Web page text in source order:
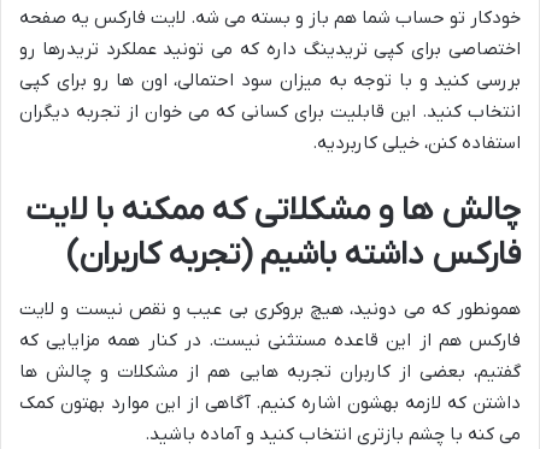
خودکار تو حساب شما هم باز و بسته می شه. لایت فارکس یه صفحه
اختصاصی برای کپی تریدینگ داره که می تونید عملکرد تریدرها رو
بررسی کنید و با توجه به میزان سود احتمالی، اون ها رو برای کپی
انتخاب کنید. این قابلیت برای کسانی که می خوان از تجربه دیگران
استفاده کنن، خیلی کاربردیه.
چالش ها و مشکلاتی که ممکنه با لایت
فارکس داشته باشیم (تجربه کاربران)
همونطور که می دونید، هیچ بروکری بی عیب و نقص نیست و لایت
فارکس هم از این قاعده مستثنی نیست. در کنار همه مزایایی که
گفتیم، بعضی از کاربران تجربه هایی هم از مشکلات و چالش ها
داشتن که لازمه بهشون اشاره کنیم. آگاهی از این موارد بهتون کمک
می کنه با چشم بازتری انتخاب کنید و آماده باشید.